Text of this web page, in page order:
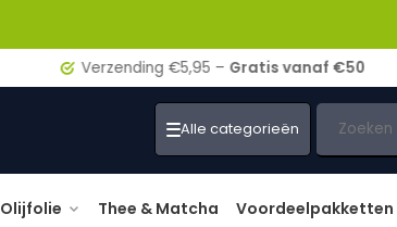
Verzending €5,95 –Gratis vanaf €50
Alle categorieën
Olijfolie Thee & Matcha Voordeelpakketten